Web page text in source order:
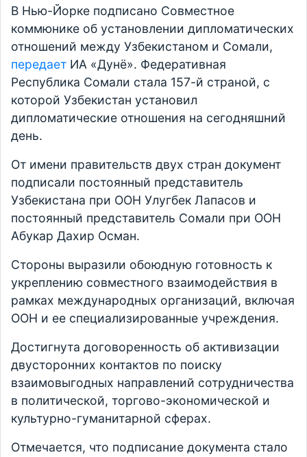
В Нью-Йорке подписано Совместное
коммюнике об установлении дипломатических
отношений между Узбекистаном и Сомали,
передает ИА «Дунё». Федеративная
Республика Сомали стала 157-й страной, с
которой Узбекистан установил
дипломатические отношения на сегодняшний
день.
От имени правительств двух стран документ
подписали постоянный представитель
Узбекистана при ООН Улугбек Лапасов и
постоянный представитель Сомали при ООН
Абукар Дахир Осман.
Стороны выразили обоюдную готовность к
укреплению совместного взаимодействия в
рамках международных организаций, включая
ООН и ее специализированные учреждения.
Достигнута договоренность об активизации
двусторонних контактов по поиску
взаимовыгодных направлений сотрудничества
в политической, торгово-экономической и
культурно-гуманитарной сферах.
Отмечается, что подписание документа стало